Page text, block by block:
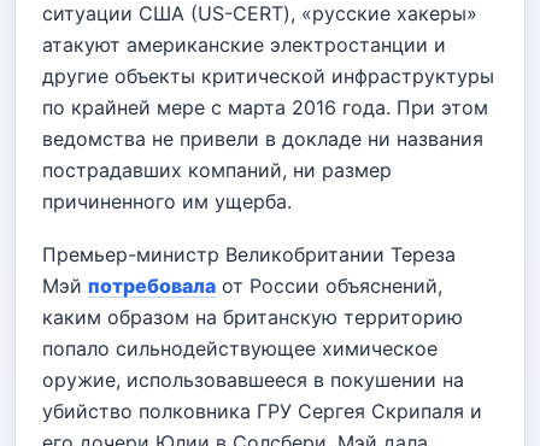
ситуации США (US-CERT), «русские хакеры»
атакуют американские электростанции и
другие объекты критической инфраструктуры
по крайней мере с марта 2016 года. При этом
ведомства не привели в докладе ни названия
пострадавших компаний, ни размер
причиненного им ущерба.
Премьер-министр Великобритании Тереза
Мэй потребовала от России объяснений,
каким образом на британскую территорию
попало сильнодействующее химическое
оружие, использовавшееся в покушении на
убийство полковника ГРУ Сергея Скрипаля и